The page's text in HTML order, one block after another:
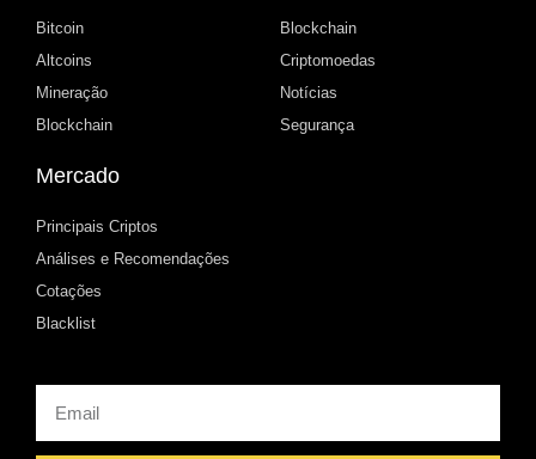
Bitcoin
Altcoins
Mineração
Blockchain
Blockchain
Criptomoedas
Notícias
Segurança
Mercado
Principais Criptos
Análises e Recomendações
Cotações
Blacklist